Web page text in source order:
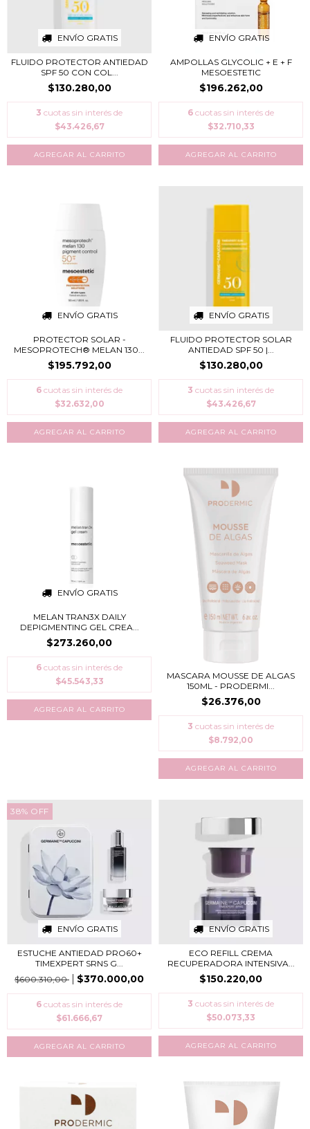
ENVÍO GRATIS
FLUIDO PROTECTOR ANTIEDAD
SPF 50 CON COL...
$130.280,00
3 cuotas sin interés de
$43.426,67
ENVÍO GRATIS
AMPOLLAS GLYCOLIC + E + F
MESOESTETIC
$196.262,00
6 cuotas sin interés de
$32.710,33
ENVÍO GRATIS
PROTECTOR SOLAR -
MESOPROTECH® MELAN 130...
$195.792,00
6 cuotas sin interés de
$32.632,00
ENVÍO GRATIS
FLUIDO PROTECTOR SOLAR
ANTIEDAD SPF 50 |...
$130.280,00
3 cuotas sin interés de
$43.426,67
ENVÍO GRATIS
MELAN TRAN3X DAILY
DEPIGMENTING GEL CREA...
$273.260,00
6 cuotas sin interés de
$45.543,33
MASCARA MOUSSE DE ALGAS
150ML - PRODERMI...
$26.376,00
3 cuotas sin interés de
$8.792,00
38% OFF
ENVÍO GRATIS
ESTUCHE ANTIEDAD PRO60+
TIMEXPERT SRNS G...
$600.310,00
$370.000,00
6 cuotas sin interés de
$61.666,67
ENVÍO GRATIS
ECO REFILL CREMA
RECUPERADORA INTENSIVA...
$150.220,00
3 cuotas sin interés de
$50.073,33